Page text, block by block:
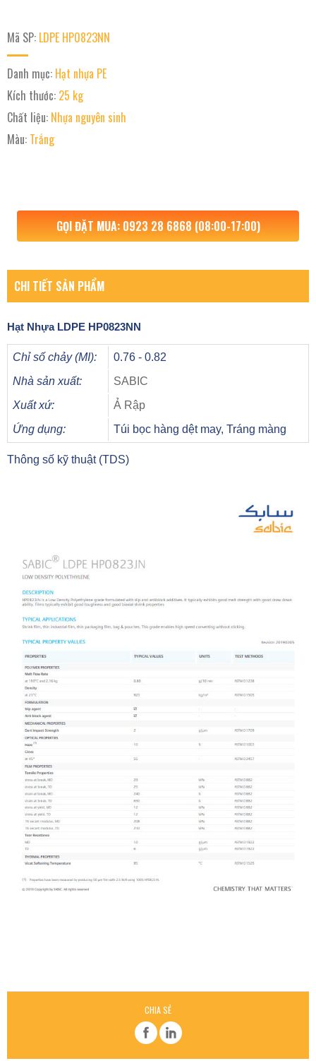
Mã SP: LDPE HP0823NN
Danh mục: Hạt nhựa PE
Kích thước: 25 kg
Chất liệu: Nhựa nguyên sinh
Màu: Trắng
GỌI ĐẶT MUA: 0923 28 6868 (08:00-17:00)
CHI TIẾT SẢN PHẨM
Hạt Nhựa LDPE HP0823NN
Chỉ số chảy (MI):
0.76 - 0.82
Nhà sản xuất:
SABIC
Xuất xứ:
Ả Rập
Ứng dụng:
Túi bọc hàng dệt may, Tráng màng
Thông số kỹ thuật (TDS)
CHIA SẺ